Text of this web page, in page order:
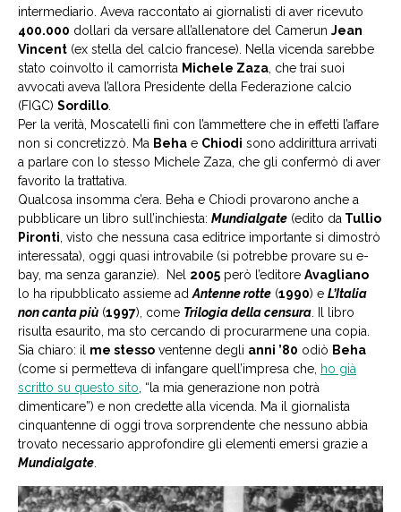
intermediario. Aveva raccontato ai giornalisti di aver ricevuto
400.000 dollari da versare all’allenatore del Camerun Jean
Vincent (ex stella del calcio francese). Nella vicenda sarebbe
stato coinvolto il camorrista Michele Zaza , che trai suoi
avvocati aveva l’allora Presidente della Federazione calcio
(FIGC) Sordillo
Per la verità, Moscatelli finì con l’ammettere che in effetti l’affare
non si concretizzò. Ma Beha e Chiodi sono addirittura arrivati
a parlare con lo stesso Michele Zaza, che gli confermò di aver
favorito la trattativa.
Qualcosa insomma c’era. Beha e Chiodi provarono anche a
pubblicare un libro sull’inchiesta: Mundialgate (edito da Tullio
Pironti , visto che nessuna casa editrice importante si dimostrò
interessata), oggi quasi introvabile (si potrebbe provare su e-
bay, ma senza garanzie). Nel 2005 però l’editore Avagliano
lo ha ripubblicato assieme ad Antenne rotte (1990) e L’Italia
non canta più (1997), come Trilogia della censura . Il libro
risulta esaurito, ma sto cercando di procurarmene una copia.
Sia chiaro: il me stesso ventenne degli anni ’80 odiò Beha
(come si permetteva di infangare quell’impresa che, ho già
scritto su questo sito , “la mia generazione non potrà
dimenticare”) e non credette alla vicenda. Ma il giornalista
cinquantenne di oggi trova sorprendente che nessuno abbia
trovato necessario approfondire gli elementi emersi grazie a
Mundialgate